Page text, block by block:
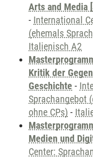
Arts and Media
- International
(ehemals
Italienisch A2
Kritik der
Geschichte -
Sprachangebot
ohne CPs) -
Medien und
Center: